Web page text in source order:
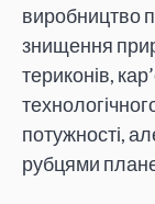
виробництво
знищення
териконів,
потужності,
рубцями